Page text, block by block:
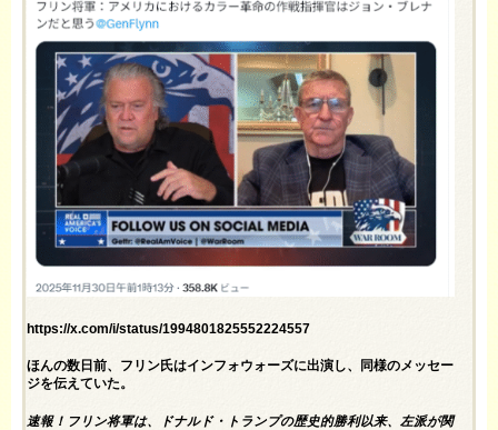
https://x.com/i/status/1994801825552224557
ほんの数日前、フリン氏はインフォウォーズに出演し、同様のメッセー
ジを伝えていた。
速報！フリン将軍は、ドナルド・トランプの歴史的勝利以来、左派が関